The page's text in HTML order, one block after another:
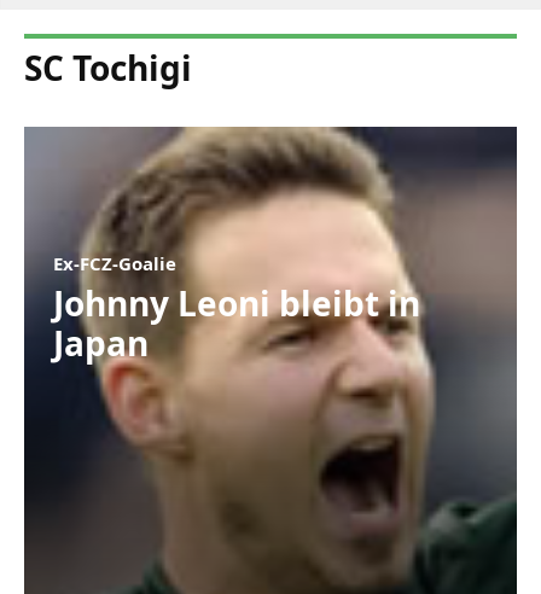
SC Tochigi
Ex-FCZ-Goalie
Johnny Leoni bleibt in
Japan